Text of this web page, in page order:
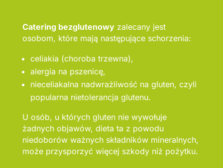
Catering bezglutenowyzalecany jest
osobom, które mają następujące schorzenia:
celiakia (choroba trzewna),
alergia na pszenicę,
nieceliakalna nadwrażliwość na gluten, czyli
popularna nietolerancja glutenu.
U osób, u których gluten nie wywołuje
żadnych objawów, dieta ta z powodu
niedoborów ważnych składników mineralnych,
może przysporzyć więcej szkody niż pożytku.